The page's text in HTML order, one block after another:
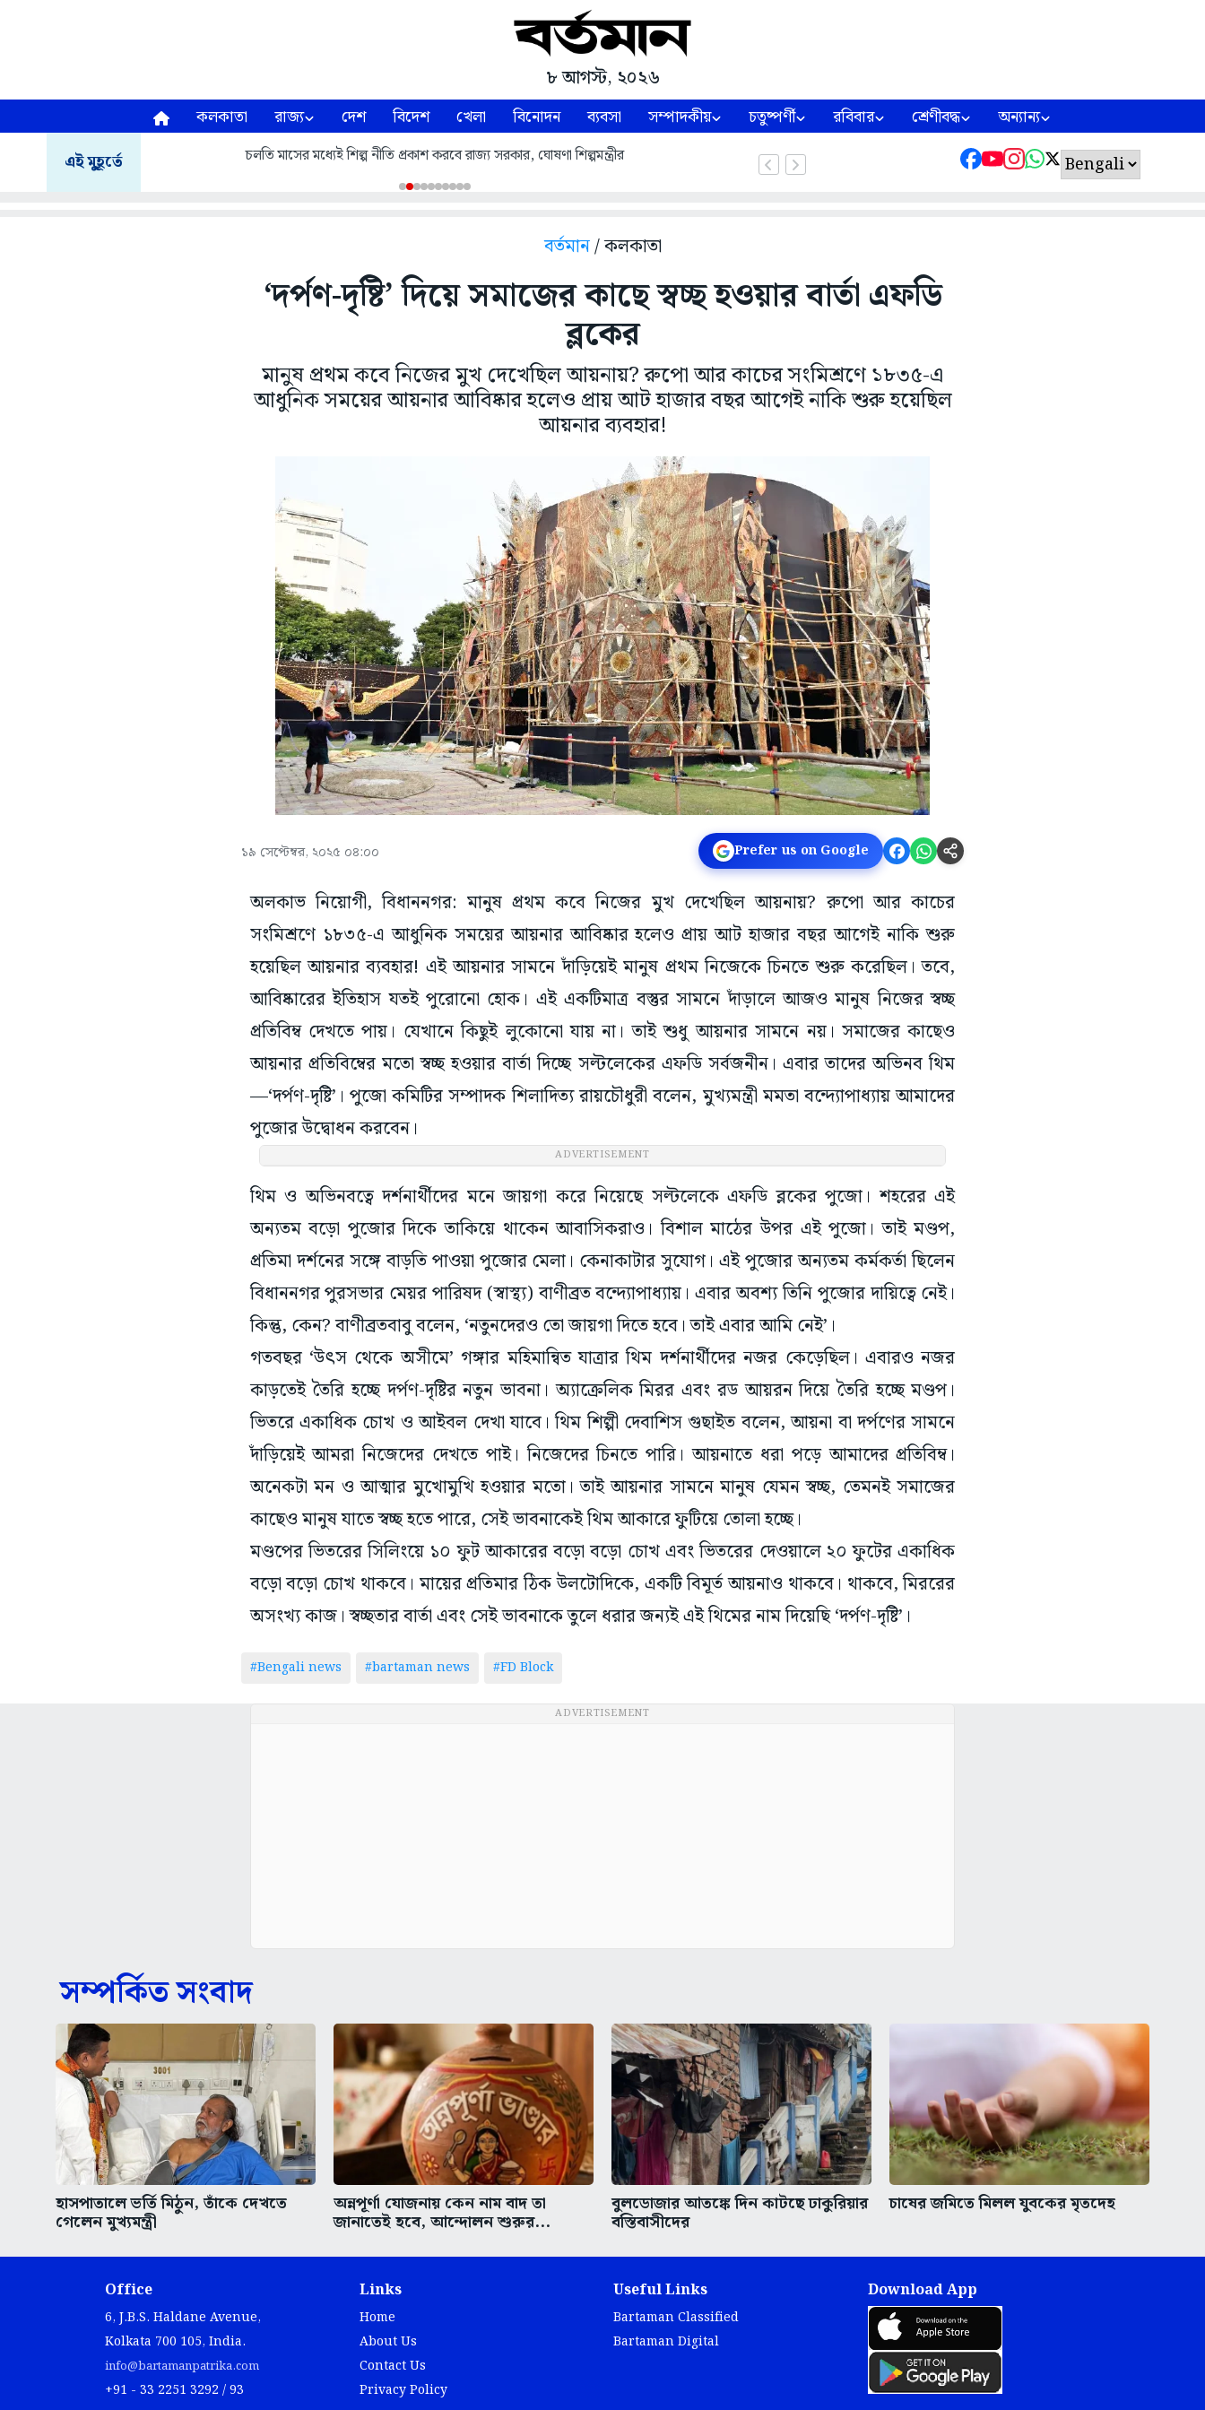
৮ আগস্ট, ২০২৬
কলকাতা রাজ্য দেশ বিদেশ খেলা বিনোদন ব্যবসা সম্পাদকীয় চতুষ্পর্ণী রবিবার শ্রেণীবদ্ধ অন্যান্য
এই মুহূর্তে চলতি মাসের মধ্যেই শিল্প নীতি প্রকাশ করবে রাজ্য সরকার, ঘোষণা শিল্পমন্ত্রীর
বর্তমান/ কলকাতা
‘দর্পণ-দৃষ্টি’ দিয়ে সমাজের কাছে স্বচ্ছ হওয়ার বার্তা এফডি
ব্লকের
মানুষ প্রথম কবে নিজের মুখ দেখেছিল আয়নায়? রুপো আর কাচের সংমিশ্রণে ১৮৩৫-এ
আধুনিক সময়ের আয়নার আবিষ্কার হলেও প্রায় আট হাজার বছর আগেই নাকি শুরু হয়েছিল
আয়নার ব্যবহার!
১৯ সেপ্টেম্বর, ২০২৫ ০৪:০০ Prefer us on Google
অলকাভ নিয়োগী, বিধাননগর: মানুষ প্রথম কবে নিজের মুখ দেখেছিল আয়নায়? রুপো আর কাচের
সংমিশ্রণে ১৮৩৫-এ আধুনিক সময়ের আয়নার আবিষ্কার হলেও প্রায় আট হাজার বছর আগেই নাকি শুরু
হয়েছিল আয়নার ব্যবহার! এই আয়নার সামনে দাঁড়িয়েই মানুষ প্রথম নিজেকে চিনতে শুরু করেছিল। তবে,
আবিষ্কারের ইতিহাস যতই পুরোনো হোক। এই একটিমাত্র বস্তুর সামনে দাঁড়ালে আজও মানুষ নিজের স্বচ্ছ
প্রতিবিম্ব দেখতে পায়। যেখানে কিছুই লুকোনো যায় না। তাই শুধু আয়নার সামনে নয়। সমাজের কাছেও
আয়নার প্রতিবিম্বের মতো স্বচ্ছ হওয়ার বার্তা দিচ্ছে সল্টলেকের এফডি সর্বজনীন। এবার তাদের অভিনব থিম
—‘দর্পণ-দৃষ্টি’। পুজো কমিটির সম্পাদক শিলাদিত্য রায়চৌধুরী বলেন, মুখ্যমন্ত্রী মমতা বন্দ্যোপাধ্যায় আমাদের
পুজোর উদ্বোধন করবেন।
ADVERTISEMENT
থিম ও অভিনবত্বে দর্শনার্থীদের মনে জায়গা করে নিয়েছে সল্টলেকে এফডি ব্লকের পুজো। শহরের এই
অন্যতম বড়ো পুজোর দিকে তাকিয়ে থাকেন আবাসিকরাও। বিশাল মাঠের উপর এই পুজো। তাই মণ্ডপ,
প্রতিমা দর্শনের সঙ্গে বাড়তি পাওয়া পুজোর মেলা। কেনাকাটার সুযোগ। এই পুজোর অন্যতম কর্মকর্তা ছিলেন
বিধাননগর পুরসভার মেয়র পারিষদ (স্বাস্থ্য) বাণীব্রত বন্দ্যোপাধ্যায়। এবার অবশ্য তিনি পুজোর দায়িত্বে নেই।
কিন্তু, কেন? বাণীব্রতবাবু বলেন, ‘নতুনদেরও তো জায়গা দিতে হবে। তাই এবার আমি নেই’।
গতবছর ‘উৎস থেকে অসীমে’ গঙ্গার মহিমান্বিত যাত্রার থিম দর্শনার্থীদের নজর কেড়েছিল। এবারও নজর
কাড়তেই তৈরি হচ্ছে দর্পণ-দৃষ্টির নতুন ভাবনা। অ্যাক্রেলিক মিরর এবং রড আয়রন দিয়ে তৈরি হচ্ছে মণ্ডপ।
ভিতরে একাধিক চোখ ও আইবল দেখা যাবে। থিম শিল্পী দেবাশিস গুছাইত বলেন, আয়না বা দর্পণের সামনে
দাঁড়িয়েই আমরা নিজেদের দেখতে পাই। নিজেদের চিনতে পারি। আয়নাতে ধরা পড়ে আমাদের প্রতিবিম্ব।
অনেকটা মন ও আত্মার মুখোমুখি হওয়ার মতো। তাই আয়নার সামনে মানুষ যেমন স্বচ্ছ, তেমনই সমাজের
কাছেও মানুষ যাতে স্বচ্ছ হতে পারে, সেই ভাবনাকেই থিম আকারে ফুটিয়ে তোলা হচ্ছে।
মণ্ডপের ভিতরের সিলিংয়ে ১০ ফুট আকারের বড়ো বড়ো চোখ এবং ভিতরের দেওয়ালে ২০ ফুটের একাধিক
বড়ো বড়ো চোখ থাকবে। মায়ের প্রতিমার ঠিক উলটোদিকে, একটি বিমূর্ত আয়নাও থাকবে। থাকবে, মিররের
অসংখ্য কাজ। স্বচ্ছতার বার্তা এবং সেই ভাবনাকে তুলে ধরার জন্যই এই থিমের নাম দিয়েছি ‘দর্পণ-দৃষ্টি’।
#Bengali news #bartaman news #FD Block
ADVERTISEMENT
সম্পর্কিত সংবাদ
হাসপাতালে ভর্তি মিঠুন, তাঁকে দেখতে
গেলেন মুখ্যমন্ত্রী
অন্নপূর্ণা যোজনায় কেন নাম বাদ তা
জানাতেই হবে, আন্দোলন শুরুর...
বুলডোজার আতঙ্কে দিন কাটছে ঢাকুরিয়ার
বস্তিবাসীদের
চাষের জমিতে মিলল যুবকের মৃতদেহ
Office
6, J.B.S. Haldane Avenue,
Kolkata 700 105, India.
info@bartamanpatrika.com
+91 - 33 2251 3292 / 93
Links
Home
About Us
Contact Us
Privacy Policy
Useful Links
Bartaman Classified
Bartaman Digital
Download App